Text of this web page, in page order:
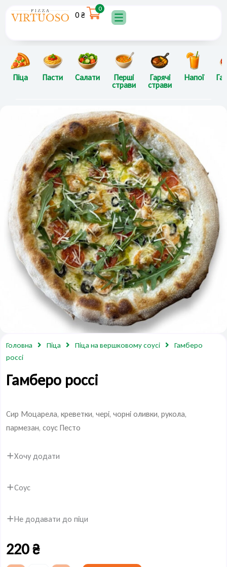
0₴
0
Піца Пасти Салати Перші
страви
Гарячі
страви
Напої
Головна Піца Піца на вершковому соусі
Гамберо
россі
Гамберо россі
Сир Моцарела, креветки, чері, чорні оливки, рукола,
пармезан, соус Песто
Хочу додати
Соус
Не додавати до піци
Гамберо
220₴